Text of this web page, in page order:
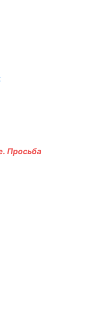
Просьба